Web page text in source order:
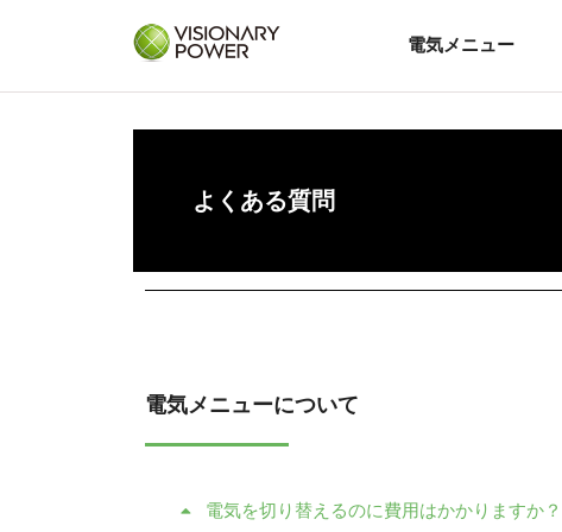
電気メニュー
よくある質問
電気メニューについて
電気を切り替えるのに費用はかかりますか？